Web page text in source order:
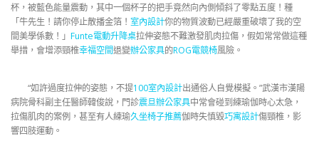
杯，被藍色能量震動，其中一個杯子的把手竟然向內側傾斜了零點五度！種
「牛先生！請你停止散播金箔！ 室內設計你的物質波動已經嚴重破壞了我的空
間美學係數！」 Funte電動升降桌拉伸姿態不難激發肌肉拉傷，假如常常做這種
舉措，會增添頸椎幸福空間退變辦公家具的ROG電競椅風險。
“如許過度拉伸的姿態，不提100室內設計出通俗人自覺模擬。”武漢市漢陽
病院骨科副主任醫師韓俊說，門診震旦辦公家具中常會碰到練瑜伽時心太急，
拉傷肌肉的案例，甚至有人練瑜久坐椅子推薦伽時失慎毀巧寓設計傷頸椎，影
響四肢運動。